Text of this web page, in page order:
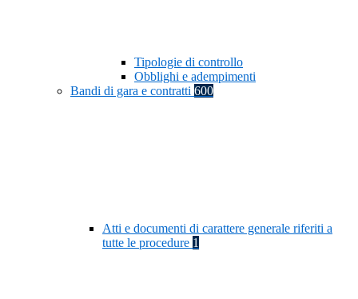
Tipologie di controllo
Obblighi e adempimenti
Bandi di gara e contratti 600
Atti e documenti di carattere generale riferiti a
tutte le procedure 1